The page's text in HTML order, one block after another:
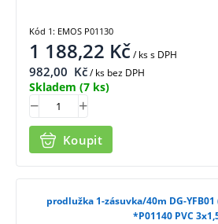
1 188,22 Kč/ kss DPH
982,00 Kč/ ks bez DPH
Skladem (7 ks)
Koupit
Kód 1: EMOS P01130
prodlužka 1-zásuvka/40m DG-YFB01
*P01140 PVC